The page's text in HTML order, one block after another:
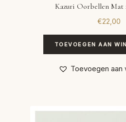
Kazuri Oorbellen
€22,00
TOEVOEGEN AAN
Toevoegen aan